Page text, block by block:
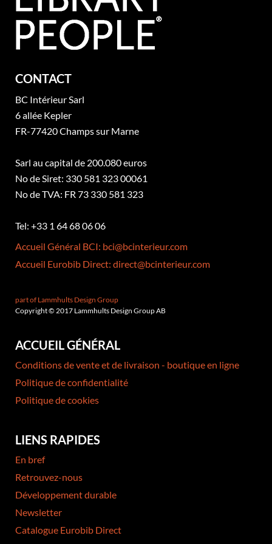
CONTACT
BC Intérieur Sarl
6 allée Kepler
FR-77420 Champs sur Marne
Sarl au capital de 200.080 euros
No de Siret: 330 581 323 00061
No de TVA: FR 73 330 581 323
Tel: +33 1 64 68 06 06
Accueil Général BCI: bci@bcinterieur.com
Accueil Eurobib Direct: direct@bcinterieur.com
part of Lammhults Design Group
Copyright © 2017 Lammhults Design Group AB
ACCUEIL GÉNÉRAL
Conditions de vente et de livraison - boutique en ligne
Politique de confidentialité
Politique de cookies
LIENS RAPIDES
En bref
Retrouvez-nous
Développement durable
Newsletter
Catalogue Eurobib Direct